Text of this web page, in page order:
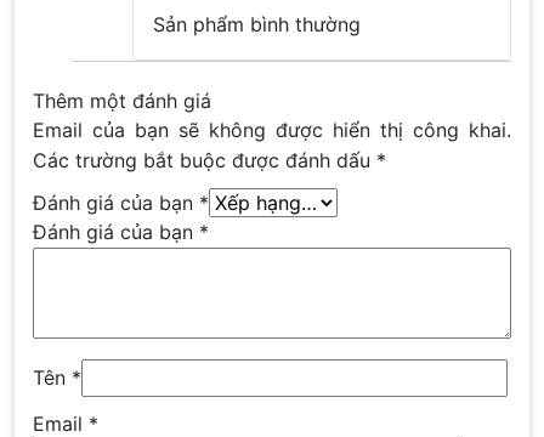
Sản phẩm bình thường
Thêm một đánh giá
Email của bạn sẽ không được hiển thị công khai.
Các trường bắt buộc được đánh dấu *
Đánh giá của bạn *
Đánh giá của bạn *
Tên *
Email *